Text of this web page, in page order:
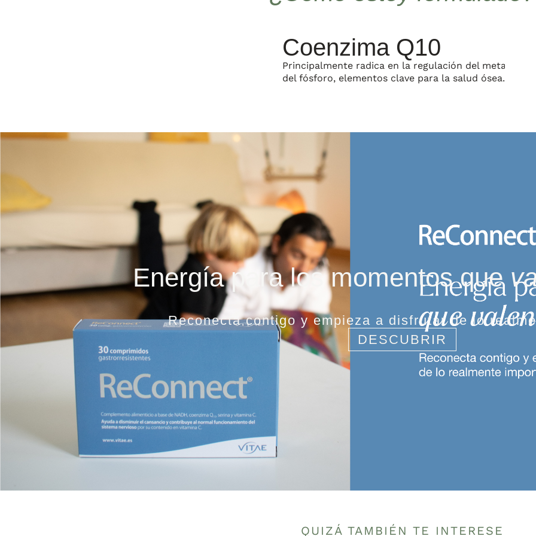
Coenzima Q10
Principalmente radica en la regulación del
del fósforo, elementos clave para la salud ósea.
Energía para los momentos que
Reconecta contigo y empieza a disfrutar de lo
DESCUBRIR
QUIZÁ TAMBIÉN TE INTERESE